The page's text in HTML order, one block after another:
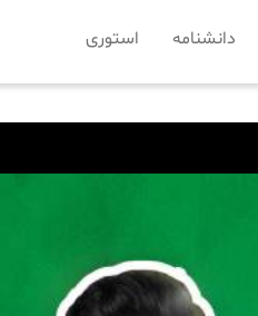
دانشنامه استوری